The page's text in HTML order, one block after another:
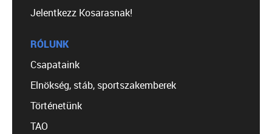
Jelentkezz Kosarasnak!
RÓLUNK
Csapataink
Elnökség, stáb, sportszakemberek
Történetünk
TAO